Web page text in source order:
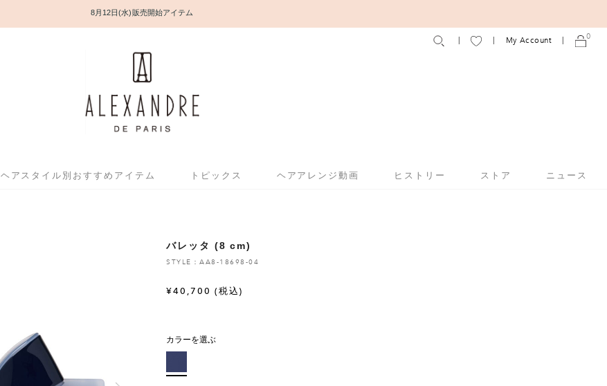
8月12日(水) 販売開始アイテム
ヘアスタイル別おすすめアイテム トピックス ヘアアレンジ動画 ヒストリー ストア ニュース
My Account 0
バレッタ (8 cm)
STYLE：AA8-18698-04
¥40,700 (税込)
カラーを選ぶ